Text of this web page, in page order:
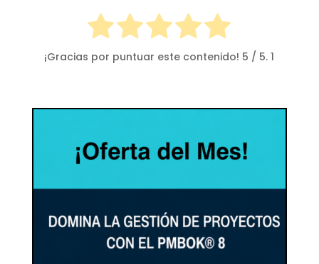
¡Gracias por puntuar este contenido! 5 / 5.1